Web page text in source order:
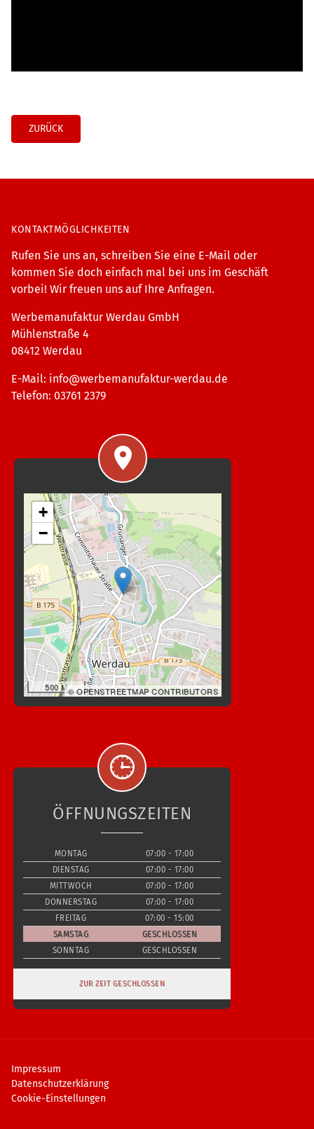
ZURÜCK
KONTAKTMÖGLICHKEITEN
Rufen Sie uns an, schreiben Sie eine E-Mail oder
kommen Sie doch einfach mal bei uns im Geschäft
vorbei! Wir freuen uns auf Ihre Anfragen.
Werbemanufaktur Werdau GmbH
Mühlenstraße 4
08412 Werdau
E-Mail: info@werbemanufaktur-werdau.de
Telefon: 03761 2379
+
−
500 M© OPENSTREETMAP CONTRIBUTORS
ÖFFNUNGSZEITEN
MONTAG
07:00 - 17:00
DIENSTAG
07:00 - 17:00
MITTWOCH
07:00 - 17:00
DONNERSTAG
07:00 - 17:00
FREITAG
07:00 - 15:00
SAMSTAG
GESCHLOSSEN
SONNTAG
GESCHLOSSEN
ZUR ZEIT GESCHLOSSEN
Impressum
Datenschutzerklärung
Cookie-Einstellungen